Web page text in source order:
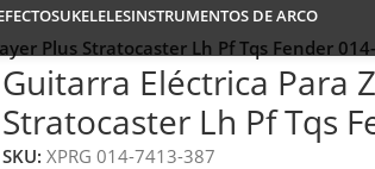
UKELELESINSTRUMENTOS DE ARCO
Plus Stratocaster Lh Pf Tqs Fender
Guitarra Eléctrica Para
Stratocaster Lh Pf Tqs
SKU: XPRG 014-7413-387